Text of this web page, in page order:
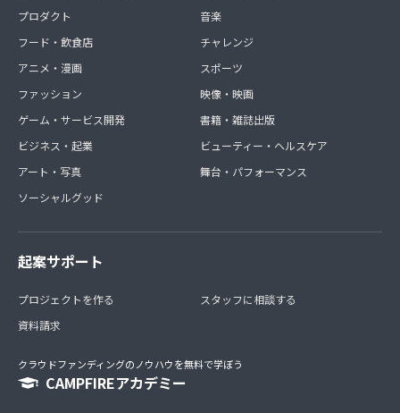
プロダクト
フード・飲食店
アニメ・漫画
ファッション
ゲーム・サービス開発
ビジネス・起業
アート・写真
ソーシャルグッド
音楽
チャレンジ
スポーツ
映像・映画
書籍・雑誌出版
ビューティー・ヘルスケア
舞台・パフォーマンス
起案サポート
プロジェクトを作る
資料請求
スタッフに相談する
クラウドファンディングのノウハウを無料で学ぼう
CAMPFIREアカデミー